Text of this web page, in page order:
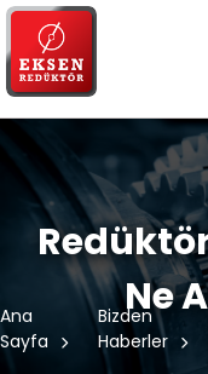
Ne
Ana
Sayfa
Bizden
Haberler